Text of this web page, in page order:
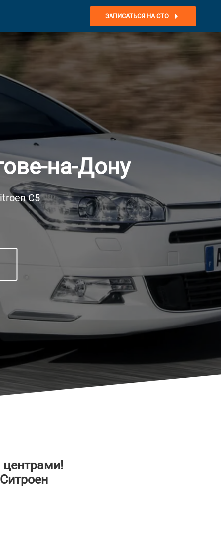
ЗАПИСАТЬСЯ НА СТО
на-Дону
C5